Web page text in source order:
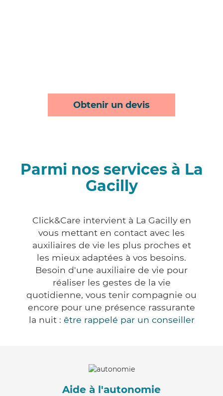
Obtenir un devis
Parmi nos services à La
Gacilly
Click&Care intervient à La Gacilly en
vous mettant en contact avec les
auxiliaires de vie les plus proches et
les mieux adaptées à vos besoins.
Besoin d'une auxiliaire de vie pour
réaliser les gestes de la vie
quotidienne, vous tenir compagnie ou
encore pour une présence rassurante
la nuit : être rappelé par un conseiller
Aide à l'autonomie